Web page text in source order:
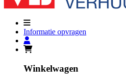
Informatie opvragen
Winkelwagen